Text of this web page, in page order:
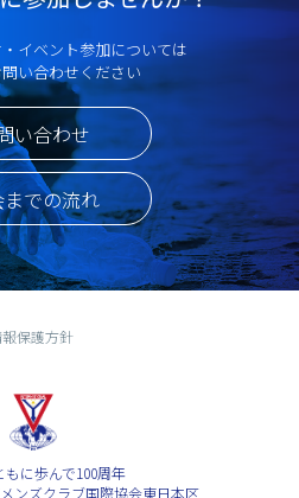
イベント参加については
い合わせください
い合わせ
での流れ
保護方針
もに歩んで100周年
ンズクラブ国際協会東日本区